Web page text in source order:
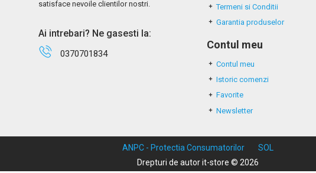
satisface nevoile clientilor nostri.
Ai intrebari? Ne gasesti la:
0370701834
Termeni si Conditii
Garantia produselor
Contul meu
Contul meu
Istoric comenzi
Favorite
Newsletter
ANPC - Protectia Consumatorilor
SOL
Drepturi de autor it-store © 2026